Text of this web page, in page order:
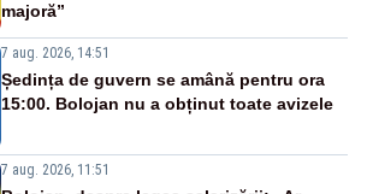
majoră”
7 aug. 2026, 14:51
Ședința de guvern se amână pentru ora
15:00. Bolojan nu a obținut toate avizele
7 aug. 2026, 11:51